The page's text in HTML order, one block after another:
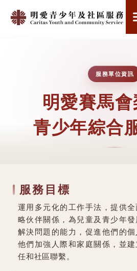
服務單位資訊
明愛賽馬
青少年綜合
服務目標
運用多元化的工作手法，提供
略伙伴關係，為兒童及青少年
解決問題的能力，促進他們的
他們加強人際和家庭關係，並
任和社區聯繫。